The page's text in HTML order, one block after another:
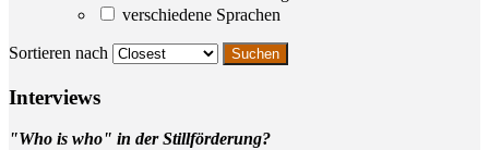
verschiedene Sprachen
Sortieren nach
Inter­views
"Who is who" in der Stillförderung?